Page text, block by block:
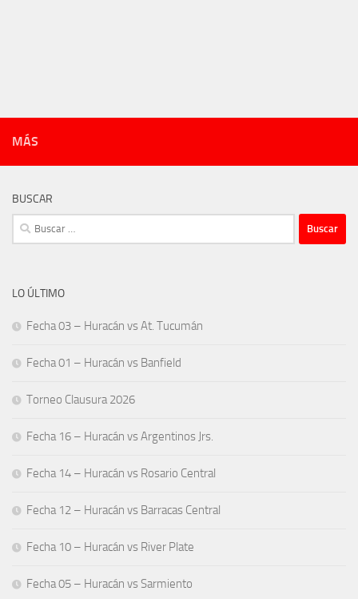
MÁS
BUSCAR
Buscar:
LO ÚLTIMO
Fecha 03 – Huracán vs At. Tucumán
Fecha 01 – Huracán vs Banfield
Torneo Clausura 2026
Fecha 16 – Huracán vs Argentinos Jrs.
Fecha 14 – Huracán vs Rosario Central
Fecha 12 – Huracán vs Barracas Central
Fecha 10 – Huracán vs River Plate
Fecha 05 – Huracán vs Sarmiento